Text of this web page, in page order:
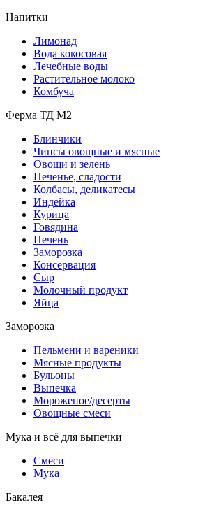
Напитки
Лимонад
Вода кокосовая
Лечебные воды
Растительное молоко
Комбуча
Ферма ТД М2
Блинчики
Чипсы овощные и мясные
Овощи и зелень
Печенье, сладости
Колбасы, деликатесы
Индейка
Курица
Говядина
Печень
Заморозка
Консервация
Сыр
Молочный продукт
Яйца
Заморозка
Пельмени и вареники
Мясные продукты
Бульоны
Выпечка
Мороженое/десерты
Овощные смеси
Мука и всё для выпечки
Смеси
Мука
Бакалея